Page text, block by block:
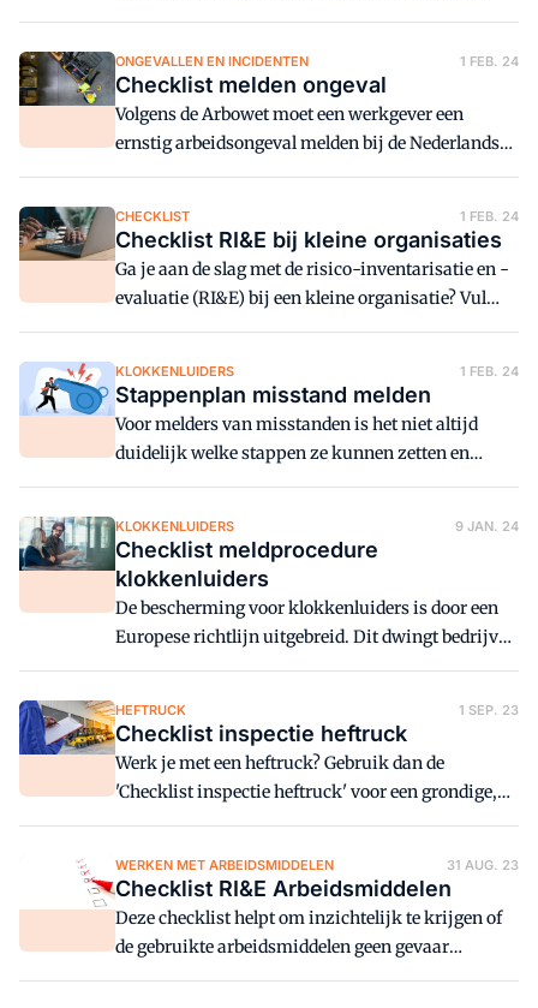
risico's in beeld te krijgen.
ONGEVALLEN EN INCIDENTEN 1 FEB. 24
Checklist melden ongeval
Volgens de Arbowet moet een werkgever een
ernstig arbeidsongeval melden bij de Nederlandse
Arbeidsinspectie. Is er sprake van een ongeval
checklist.
CHECKLIST 1 FEB. 24
Checklist RI&E bij kleine organisaties
Ga je aan de slag met de risico-inventarisatie en -
evaluatie (RI&E) bij een kleine organisatie? Vul
deze checklist in ter voorbereiding.
KLOKKENLUIDERS 1 FEB. 24
Stappenplan misstand melden
Voor melders van misstanden is het niet altijd
duidelijk welke stappen ze kunnen zetten en
welke rechten zij daarbij hebben. Deze
brengt de stappen in beeld.
KLOKKENLUIDERS 9 JAN. 24
Checklist meldprocedure
klokkenluiders
De bescherming voor klokkenluiders is door een
Europese richtlijn uitgebreid. Dit dwingt bedrijven
hun interne procedures aan te scherpen. In deze
HEFTRUCK 1 SEP. 23
Checklist inspectie heftruck
Werk je met een heftruck? Gebruik dan de
'Checklist inspectie heftruck' voor een grondige,
stapsgewijze inspectie van een heftruck. Zo weet
WERKEN MET ARBEIDSMIDDELEN 31 AUG. 23
Checklist RI&E Arbeidsmiddelen
Deze checklist helpt om inzichtelijk te krijgen of
de gebruikte arbeidsmiddelen geen gevaar
opleveren voor de veiligheid en gezondheid van de